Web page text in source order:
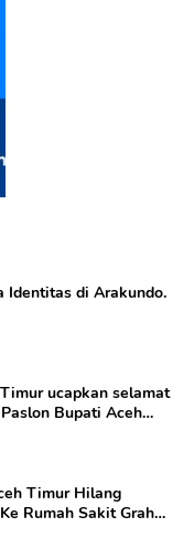
Identitas di Arakundo.
ucapkan selamat
Bupati Aceh
Timur Hilang
Rumah Sakit Graha